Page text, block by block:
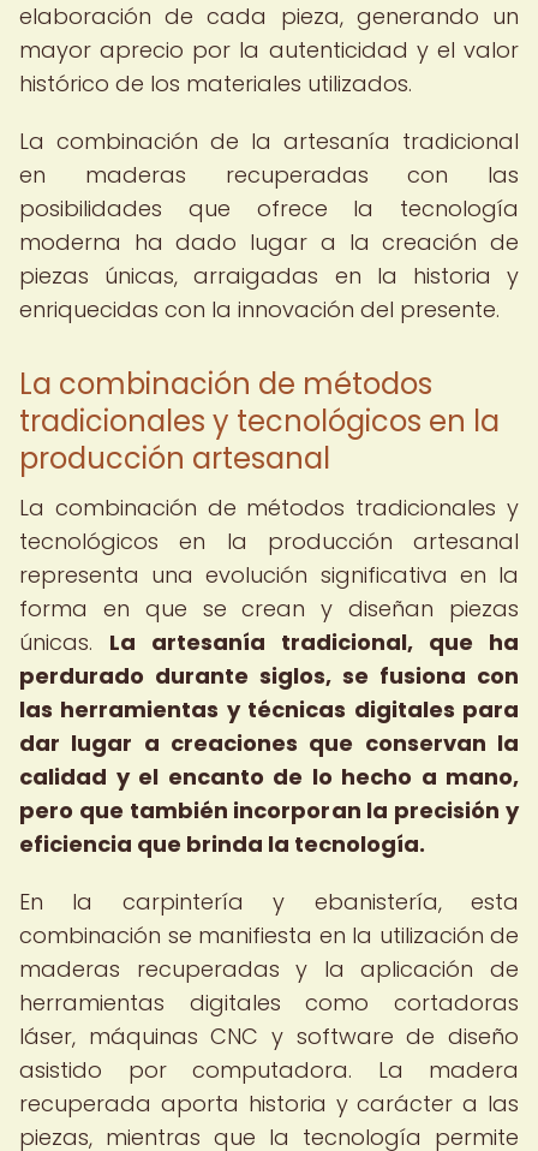
elaboración de cada pieza, generando un
mayor aprecio por la autenticidad y el valor
histórico de los materiales utilizados.
La combinación de la artesanía tradicional
en maderas recuperadas con las
posibilidades que ofrece la tecnología
moderna ha dado lugar a la creación de
piezas únicas, arraigadas en la historia y
enriquecidas con la innovación del presente.
La combinación de métodos
tradicionales y tecnológicos en la
producción artesanal
La combinación de métodos tradicionales y
tecnológicos en la producción artesanal
representa una evolución significativa en la
forma en que se crean y diseñan piezas
únicas. La artesanía tradicional, que ha
perdurado durante siglos, se fusiona con
las herramientas y técnicas digitales para
dar lugar a creaciones que conservan la
calidad y el encanto de lo hecho a mano,
pero que también incorporan la precisión y
eficiencia que brinda la tecnología.
En la carpintería y ebanistería, esta
combinación se manifiesta en la utilización de
maderas recuperadas y la aplicación de
herramientas digitales como cortadoras
láser, máquinas CNC y software de diseño
asistido por computadora. La madera
recuperada aporta historia y carácter a las
piezas, mientras que la tecnología permite